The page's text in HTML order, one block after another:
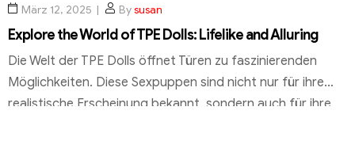
März 12, 2025 Bysusan
Explore the World of TPE Dolls: Lifelike and Alluring
Die Welt der TPE Dolls öffnet Türen zu faszinierenden
Möglichkeiten. Diese Sexpuppen sind nicht nur für ihre
realistische Erscheinung bekannt, sondern auch für ihre